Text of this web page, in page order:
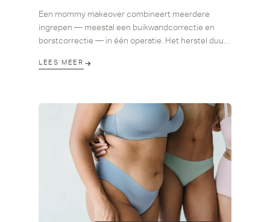
Een mommy makeover combineert meerdere
ingrepen — meestal een buikwandcorrectie en
borstcorrectie — in één operatie. Het herstel duurt
reken op vier tot zes weken voordat je het
Dit artikel legt per fase uit wat je lichaam
doormaakt, welke klachten normaal zijn en wanneer
je contact opneemt met je chirurg.
LEES MEER